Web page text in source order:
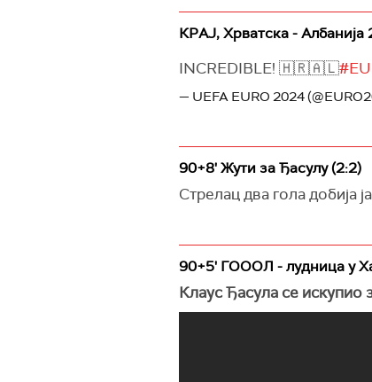
КРАЈ, Хрватска - Албанија
INCREDIBLE! 🇭🇷🇦🇱
— UEFA EURO 2024
90+8' Жути за Ђасулу (2:2)
Стрелац два гола добија
90+5' ГОООЛ - лудница у
Клаус Ђасула се искупио